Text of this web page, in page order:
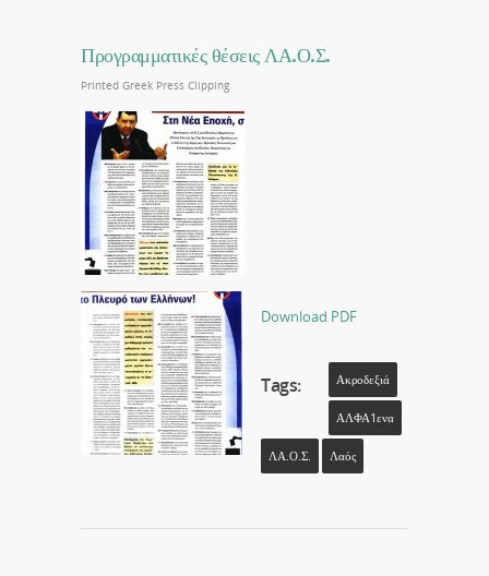
Προγραμματικές θέσεις ΛΑ.Ο.Σ.
Printed Greek Press Clipping
Download PDF
Tags: Ακροδεξιά
ΑΛΦΑ1ενα
ΛΑ.Ο.Σ. Λαός